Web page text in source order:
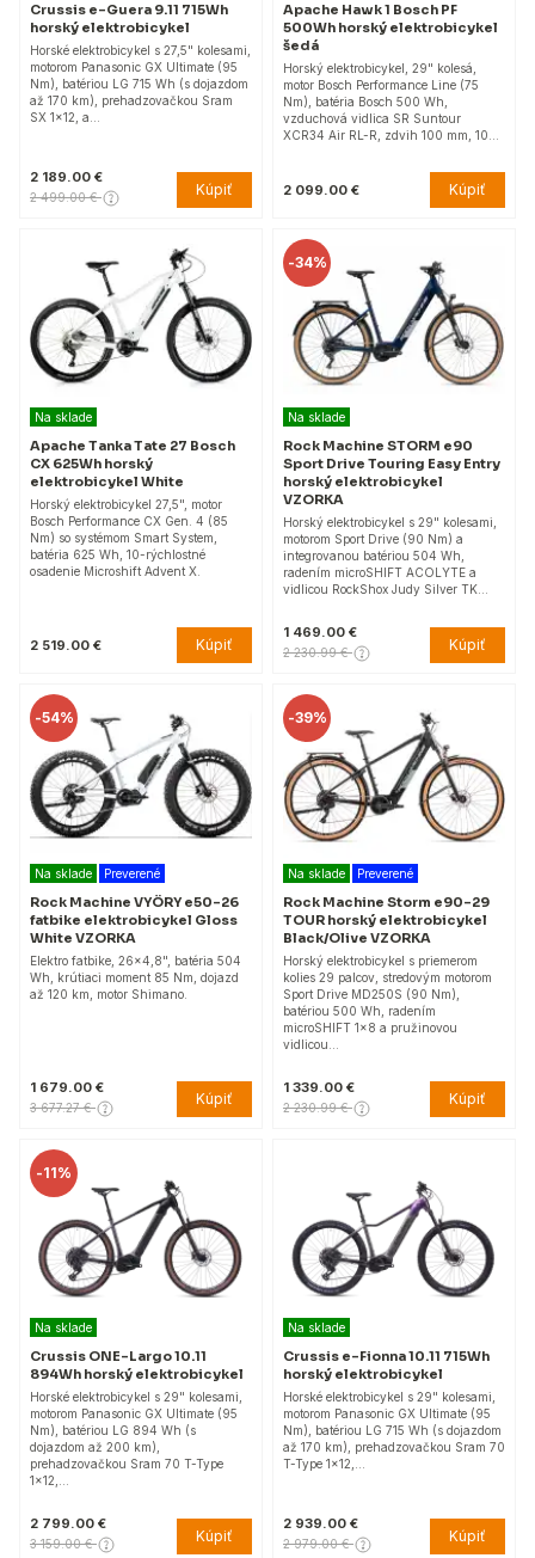
Crussis e-Guera 9.11 715Wh
horský elektrobicykel
Horské elektrobicykel s 27,5" kolesami,
motorom Panasonic GX Ultimate (95
Nm), batériou LG 715 Wh (s dojazdom
až 170 km), prehadzovačkou Sram
SX 1x12, a…
2 189.00 €
2 499.00 € Kúpiť
Apache Hawk 1 Bosch PF
500Wh horský elektrobicykel
šedá
Horský elektrobicykel, 29" kolesá,
motor Bosch Performance Line (75
Nm), batéria Bosch 500 Wh,
vzduchová vidlica SR Suntour
XCR34 Air RL-R, zdvih 100 mm, 10…
2 099.00 € Kúpiť
Na sklade
Apache Tanka Tate 27 Bosch
CX 625Wh horský
elektrobicykel White
Horský elektrobicykel 27,5", motor
Bosch Performance CX Gen. 4 (85
Nm) so systémom Smart System,
batéria 625 Wh, 10-rýchlostné
osadenie Microshift Advent X.
2 519.00 € Kúpiť
-34%
Na sklade
Rock Machine STORM e90
Sport Drive Touring Easy Entry
horský elektrobicykel
VZORKA
Horský elektrobicykel s 29" kolesami,
motorom Sport Drive (90 Nm) a
integrovanou batériou 504 Wh,
radením microSHIFT ACOLYTE a
vidlicou RockShox Judy Silver TK…
1 469.00 €
2 230.99 € Kúpiť
-54%
Na sklade Preverené
Rock Machine VYÖRY e50-26
fatbike elektrobicykel Gloss
White VZORKA
Elektro fatbike, 26x4,8", batéria 504
Wh, krútiaci moment 85 Nm, dojazd
až 120 km, motor Shimano.
1 679.00 €
3 677.27 € Kúpiť
-39%
Na sklade Preverené
Rock Machine Storm e90-29
TOUR horský elektrobicykel
Black/Olive VZORKA
Horský elektrobicykel s priemerom
kolies 29 palcov, stredovým motorom
Sport Drive MD250S (90 Nm),
batériou 500 Wh, radením
microSHIFT 1x8 a pružinovou
vidlicou…
1 339.00 €
2 230.99 € Kúpiť
-11%
Na sklade
Crussis ONE-Largo 10.11
894Wh horský elektrobicykel
Horské elektrobicykel s 29" kolesami,
motorom Panasonic GX Ultimate (95
Nm), batériou LG 894 Wh (s
dojazdom až 200 km),
prehadzovačkou Sram 70 T-Type
1x12,…
2 799.00 €
3 159.00 € Kúpiť
Na sklade
Crussis e-Fionna 10.11 715Wh
horský elektrobicykel
Horské elektrobicykel s 29" kolesami,
motorom Panasonic GX Ultimate (95
Nm), batériou LG 715 Wh (s dojazdom
až 170 km), prehadzovačkou Sram 70
T-Type 1x12,…
2 939.00 €
2 979.00 € Kúpiť